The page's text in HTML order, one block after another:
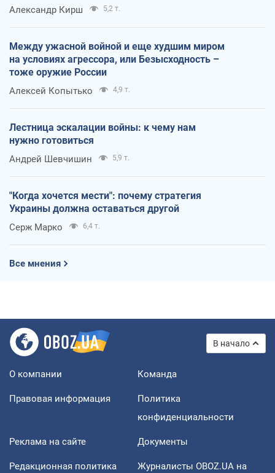
Александр Кирш 5,2 т.
Между ужасной войной и еще худшим миром
на условиях агрессора, или Безысходность –
тоже оружие России
Алексей Копытько 4,9 т.
Лестница эскалации войны: к чему нам
нужно готовиться
Андрей Шевчишин 5,9 т.
"Когда хочется мести": почему стратегия
Украины должна оставаться другой
Серж Марко 6,4 т.
Все мнения
В начало
О компании Команда
Правовая информация
Политика
конфиденциальности
Реклама на сайте Документы
Редакционная политика
Журналисты OBOZ.UA на